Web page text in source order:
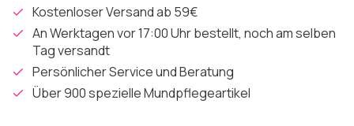
Kostenloser Versand ab 59€
An Werktagen vor 17:00 Uhr bestellt, noch am selben
Tag versandt
Persönlicher Service und Beratung
Über 900 spezielle Mundpflegeartikel